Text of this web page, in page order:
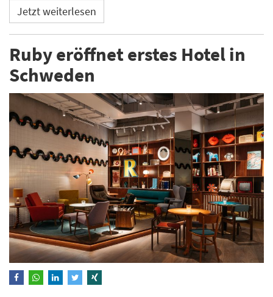
Jetzt weiterlesen
Ruby eröffnet erstes Hotel in
Schweden